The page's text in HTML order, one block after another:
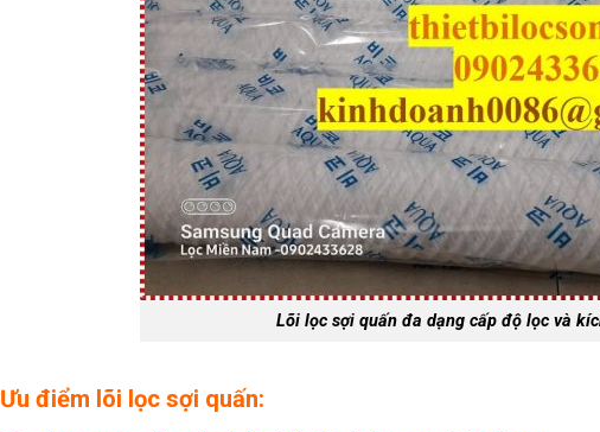
Lõi lọc sợi quấn đa dạng cấp độ lọc và
Ưu điểm lõi lọc sợi quấn: